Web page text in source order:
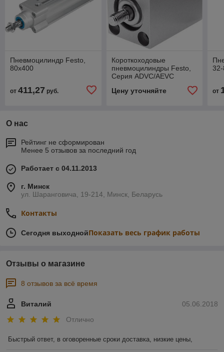
Пневмоцилиндр Festo,
80x400
от 411,27 руб.
Короткоходовые
пневмоцилиндры Festo,
Серия ADVC/AEVC
Цену уточняйте
от
О нас
Рейтинг не сформирован
Менее 5 отзывов за последний год
Работает с 04.11.2013
г. Минск
ул. Шаранговича, 19-214, Минск, Беларусь
Контакты
Сегодня выходнойПоказать весь график работы
Отзывы о магазине
8 отзывов за всё время
05.06.2018
Виталий
Отлично
Быстрый ответ, в оговоренные сроки доставка, низкие цены,